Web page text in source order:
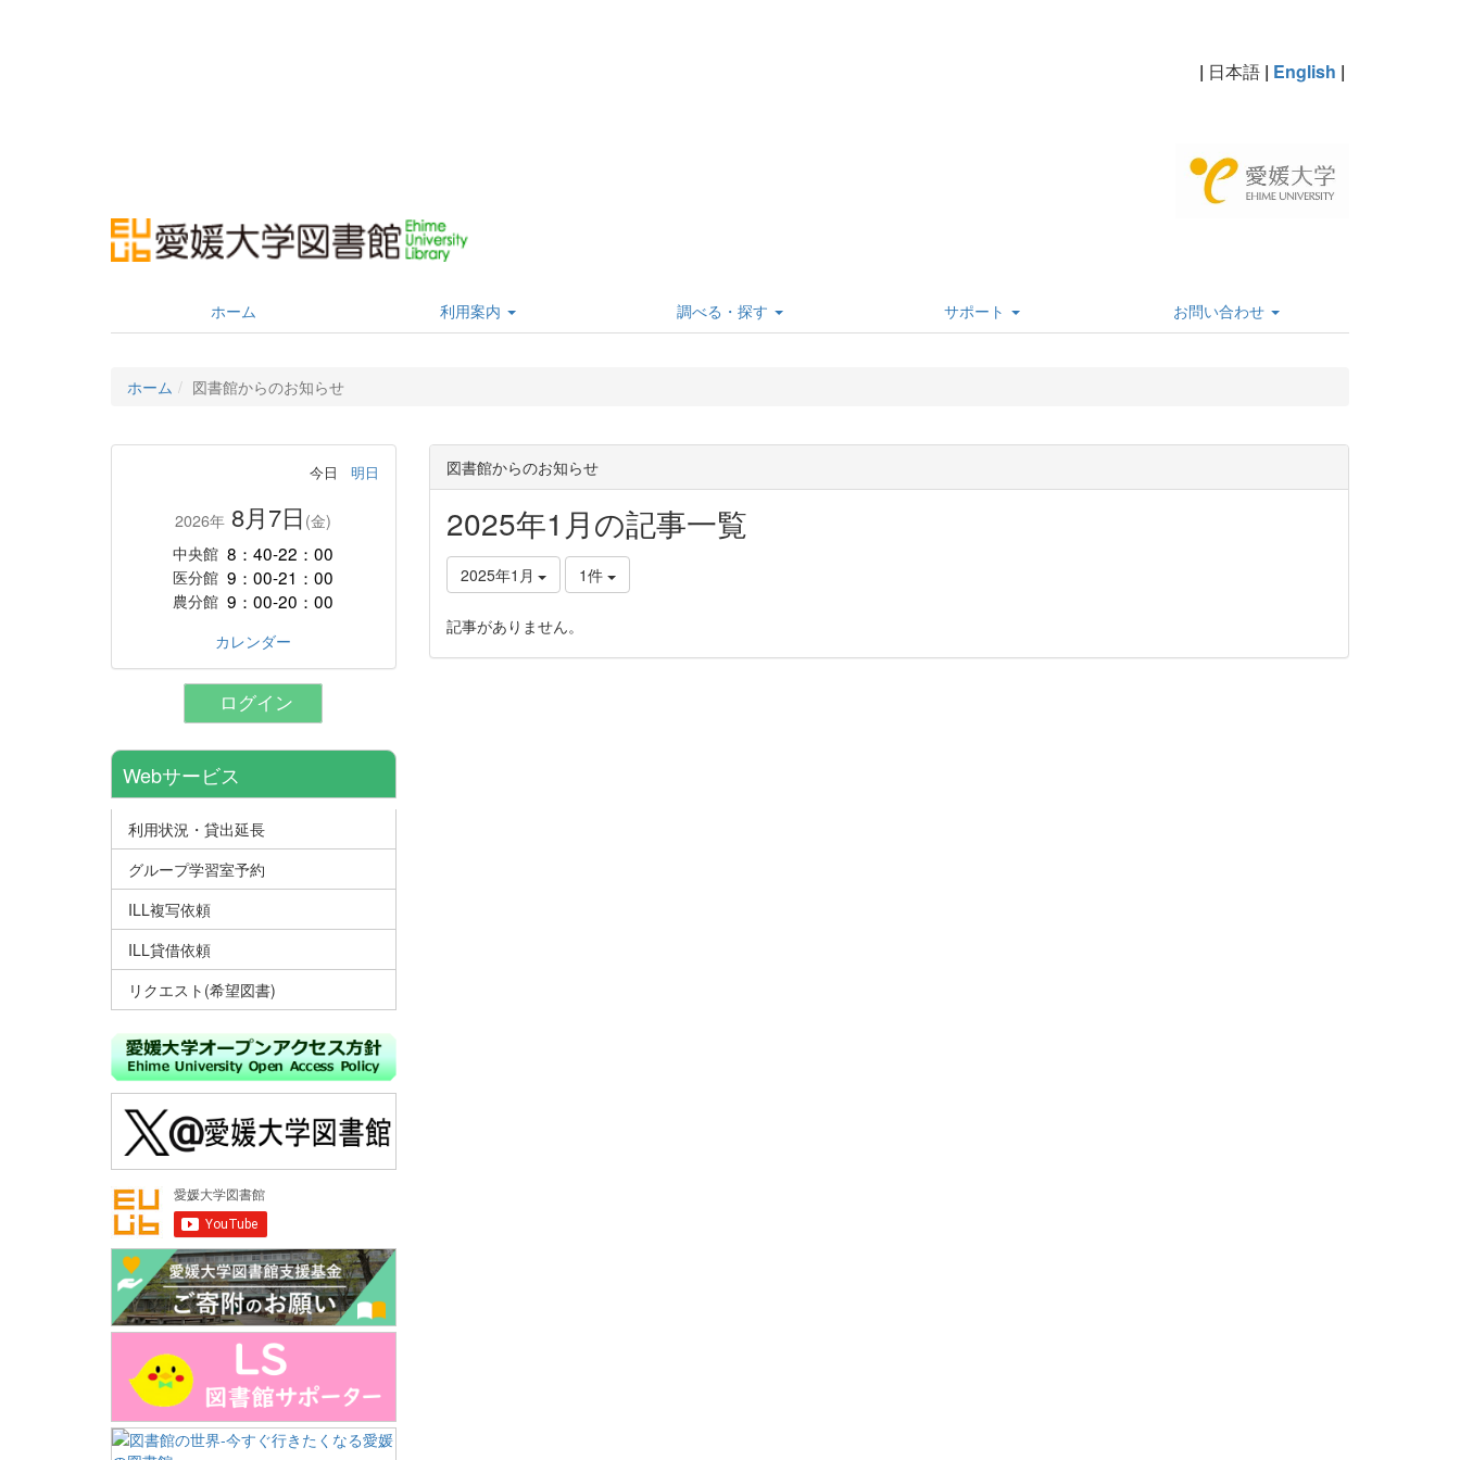
| 日本語 | English |
ホーム 利用案内 調べる・探す サポート お問い合わせ
ホーム 図書館からのお知らせ
図書館からのお知らせ
2025年1月の記事一覧
2025年1月 1件
記事がありません。
今日 明日
2026年 8月7日 (金)
中央館 8：40-22：00
医分館 9：00-21：00
農分館 9：00-20：00
カレンダー
ログイン
Webサービス
利用状況・貸出延長
グループ学習室予約
ILL複写依頼
ILL貸借依頼
リクエスト(希望図書)